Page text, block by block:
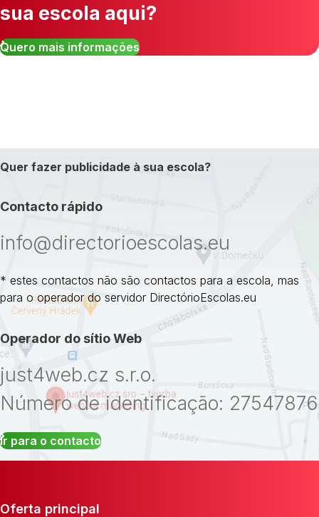
sua escola aqui?
Quero mais informações
Quer fazer publicidade à sua escola?
Contacto rápido
info@directorioescolas.eu
* estes contactos não são contactos para a escola, mas
para o operador do servidor DirectórioEscolas.eu
Operador do sítio Web
just4web.cz s.r.o.
Número de identificação: 27547876
Ir para o contacto
Oferta principal